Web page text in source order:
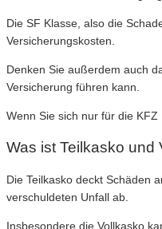
Die SF Klasse, also die
Versicherungskosten.
Denken Sie außerdem auch
Versicherung führen kann.
Wenn Sie sich nur für die
Was ist Teilkasko
Die Teilkasko deckt Schäden
verschuldeten Unfall ab.
Insbesondere die Vollkasko